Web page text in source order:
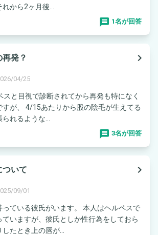
から2ヶ月後...
1名が回答
発？
navigate_next
04/25
スと目視で診断されてから再発も特になく
が、 4/15あたりから股の陰毛が生えてる
れるような...
3名が回答
ついて
navigate_next
09/01
っている彼氏がいます。 本人はヘルペスで
ていますが、彼氏としか性行為をしておら
たとき上の唇が...